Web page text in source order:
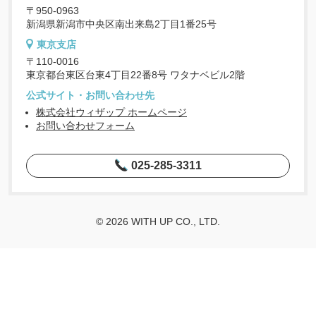
〒950-0963
新潟県新潟市中央区南出来島2丁目1番25号
東京支店
〒110-0016
東京都台東区台東4丁目22番8号 ワタナベビル2階
公式サイト・お問い合わせ先
株式会社ウィザップ ホームページ
お問い合わせフォーム
025-285-3311
© 2026 WITH UP CO., LTD.